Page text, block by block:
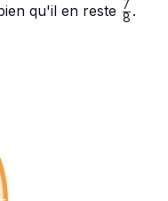
qu'il en reste 8
7 .